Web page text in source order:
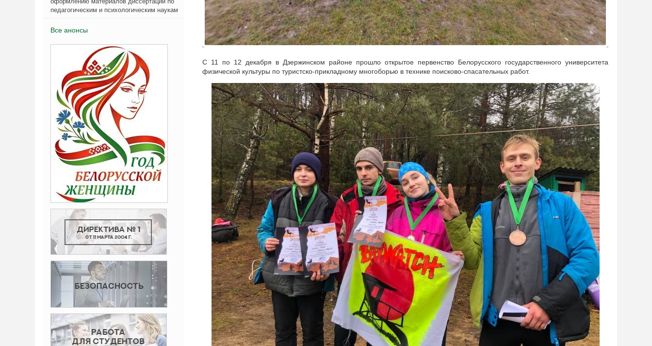
Команда БГУФК «Спасатели Малибу» заняло третье место.
Состав команды «Спасатели Малибу»:
Михаленя Карина – студент 436 группы кафедры спортивного туризма и технологий в туристической индустрии;
педагогическим и психологическим наукам
Все анонсы